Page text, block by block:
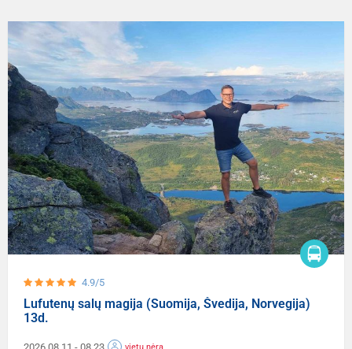
4.9/5
Lufutenų salų magija (Suomija, Švedija, Norvegija)
13d.